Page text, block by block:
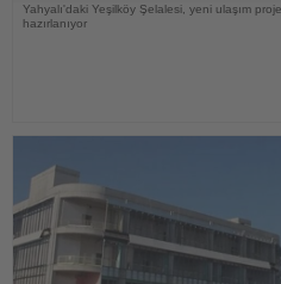
Yahyalı'daki Yeşilköy Şelalesi, yeni ulaşım
hazırlanıyor